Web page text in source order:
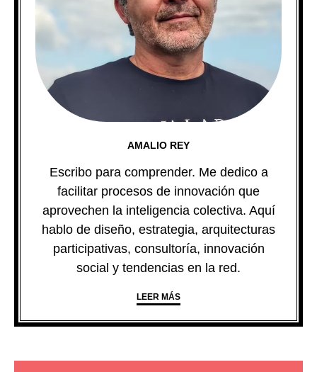
AMALIO REY
Escribo para comprender. Me dedico a
facilitar procesos de innovación que
aprovechen la inteligencia colectiva. Aquí
hablo de diseño, estrategia, arquitecturas
participativas, consultoría, innovación
social y tendencias en la red.
LEER MÁS